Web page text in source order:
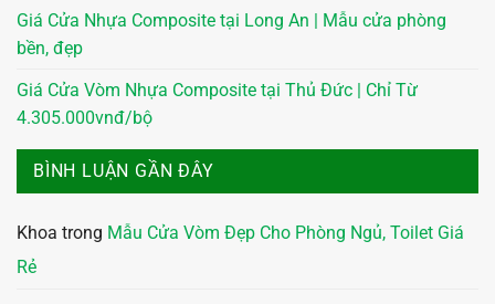
Giá Cửa Nhựa Composite tại Long An | Mẫu cửa phòng
bền, đẹp
Giá Cửa Vòm Nhựa Composite tại Thủ Đức | Chỉ Từ
4.305.000vnđ/bộ
BÌNH LUẬN GẦN ĐÂY
Khoa trong Mẫu Cửa Vòm Đẹp Cho Phòng Ngủ, Toilet Giá
Rẻ